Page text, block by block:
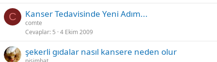
C Kanser Tedavisinde Yeni Adım...
comte
Cevaplar 5 4 Ekim 2009
şekerli gıdalar nasıl kansere neden olur